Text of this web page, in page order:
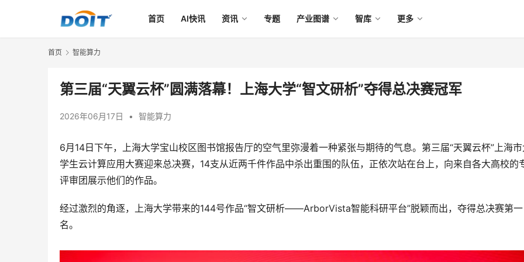
首页 AI快讯 资讯 专题 产业图谱 智库 更多
首页 智能算力
第三届“天翼云杯”圆满落幕！上海大学“智文研析”夺得总决赛冠军
2026年06月17日 • 智能算力
6月14日下午，上海大学宝山校区图书馆报告厅的空气里弥漫着一种紧张与期待的气息。第三届“天翼云杯”上海
学生云计算应用大赛迎来总决赛，14支从近两千件作品中杀出重围的队伍，正依次站在台上，向来自各大高校的
评审团展示他们的作品。
经过激烈的角逐，上海大学带来的144号作品“智文研析——ArborVista智能科研平台”脱颖而出，夺得总决赛第一
名。